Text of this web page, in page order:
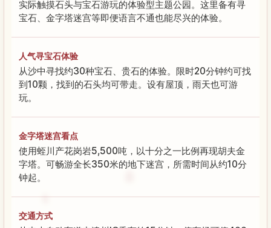
实际触摸石头与宝石游玩的体验型主题公园。这里备有寻
宝石、金字塔迷宫等即便语言不通也能尽兴的体验。
人气寻宝石体验
从沙中寻找约30种宝石、贵石的体验。限时20分钟约可找
到10颗，找到的石头均可带走。设有屋顶，雨天也可游
玩。
金字塔迷宫看点
使用蛭川产花岗岩5,500吨，以十分之一比例再现胡夫金
字塔。可畅游全长350米的地下迷宫，所需时间从约10分
钟起。
交通方式